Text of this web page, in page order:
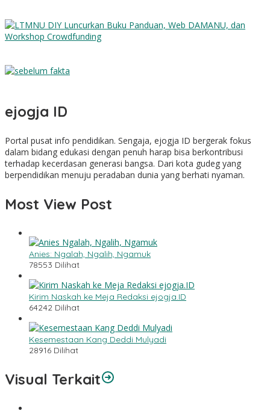
ejogja ID
Portal pusat info pendidikan. Sengaja, ejogja ID bergerak fokus
dalam bidang edukasi dengan penuh harap bisa berkontribusi
terhadap kecerdasan generasi bangsa. Dari kota gudeg yang
berpendidikan menuju peradaban dunia yang berhati nyaman.
Most View Post
Anies: Ngalah, Ngalih, Ngamuk
78553 Dilihat
Kirim Naskah ke Meja Redaksi ejogja.ID
64242 Dilihat
Kesemestaan Kang Deddi Mulyadi
28916 Dilihat
Visual Terkait